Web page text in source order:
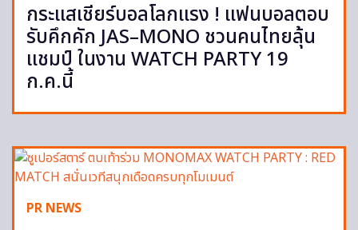
กระแสเชียร์บอลโลกแรง ! แฟนบอลตอบ
รับคึกคัก JAS–MONO ชวนคนไทยลุ้น
แชมป์ ในงาน WATCH PARTY 19
ก.ค.นี้
PR NEWS